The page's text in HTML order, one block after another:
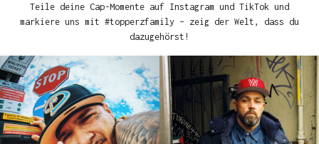
Teile deine Cap-Momente auf Instagram und TikTok und
markiere uns mit #topperzfamily – zeig der Welt, dass du
dazugehörst!